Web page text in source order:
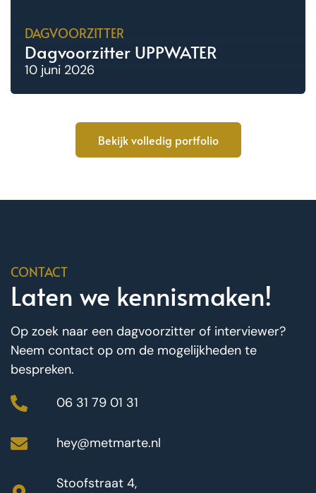
DAGVOORZITTER
Dagvoorzitter UPPWATER
10 juni 2026
Bekijk volledig portfolio
CONTACT
Laten we kennismaken!
Op zoek naar een dagvoorzitter of interviewer?
Neem contact op om de mogelijkheden te
bespreken.
06 31 79 01 31
hey@metmarte.nl
Stoofstraat 4,